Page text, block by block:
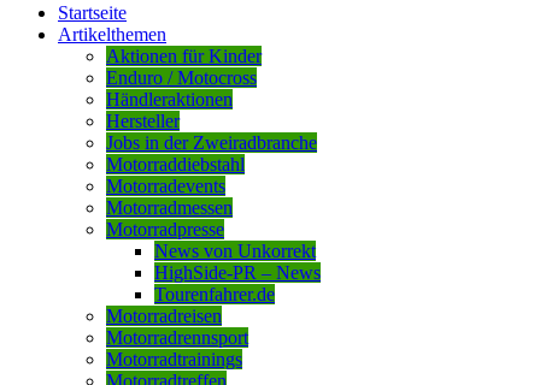
Startseite
Artikelthemen
Aktionen für Kinder
Enduro / Motocross
Händleraktionen
Hersteller
Jobs in der Zweiradbranche
Motorraddiebstahl
Motorradevents
Motorradmessen
Motorradpresse
News von Unkorrekt
HighSide-PR – News
Tourenfahrer.de
Motorradreisen
Motorradrennsport
Motorradtrainings
Motorradtreffen